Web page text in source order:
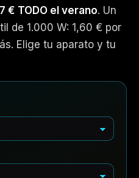
€ TODO el verano. Un
de 1.000 W: 1,60 € por
Elige tu aparato y tu